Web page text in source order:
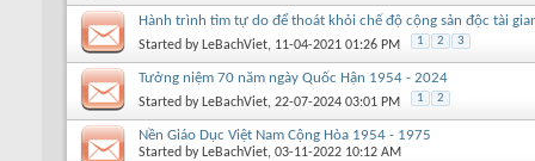
Hành trình tìm tự do để thoát khỏi chế độ cộng sản độc tài
Started by LeBachViet, 11-04-2021 01:26 PM 1 2 3
Tưởng niệm 70 năm ngày Quốc Hận 1954 - 2024
Started by LeBachViet, 22-07-2024 03:01 PM 1 2
Nền Giáo Dục Việt Nam Cộng Hòa 1954 - 1975
Started by LeBachViet, 03-11-2022 10:12 AM